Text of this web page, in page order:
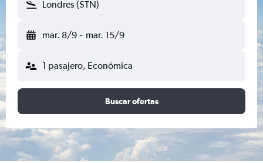
Londres (STN)
mar. 8/9 - mar. 15/9
1 pasajero, Económica
Buscar ofertas